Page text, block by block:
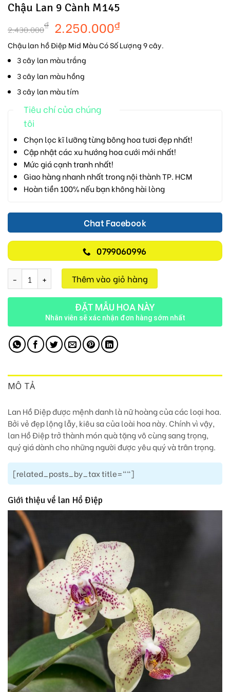
Chậu Lan 9 Cành M145
2.430.000₫ 2.250.000₫
Chậu lan hồ Điệp Mid Màu Có Số Lượng 9 cây.
3 cây lan màu trắng
3 cây lan màu hồng
3 cây lan màu tím
Tiêu chí của chúng
tôi
Chọn lọc kĩ lưỡng từng bông hoa tươi đẹp nhất!
Cập nhật các xu hướng hoa cưới mới nhất!
Mức giá cạnh tranh nhất!
Giao hàng nhanh nhất trong nội thành TP. HCM
Hoàn tiền 100% nếu bạn không hài lòng
Chat Facebook
0799060996
Chậu Lan 9 Cành M145 số lượng
Thêm vào giỏ hàng
ĐẶT MẪU HOA NÀY
Nhân viên sẽ xác nhận đơn hàng sớm nhất
MÔ TẢ
Lan Hồ Điệp được mệnh danh là nữ hoàng của các loại hoa.
Bởi vẻ đẹp lộng lẫy, kiêu sa của loài hoa này. Chính vì vậy,
lan Hồ Điệp trở thành món quà tặng vô cùng sang trọng,
quý giá dành cho những người được yêu quý và trân trọng.
[related_posts_by_tax title=""]
Giới thiệu về lan Hồ Điệp